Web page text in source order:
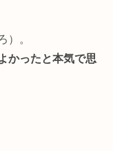
）。
かったと本気で思